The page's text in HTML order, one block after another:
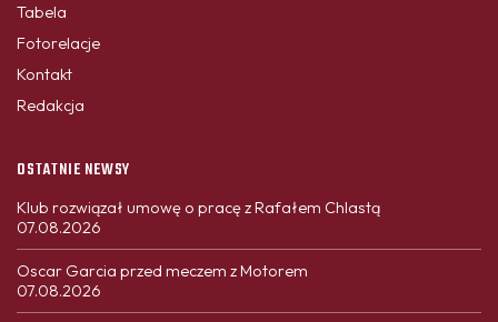
Tabela
Fotorelacje
Kontakt
Redakcja
OSTATNIE NEWSY
Klub rozwiązał umowę o pracę z Rafałem Chlastą
07.08.2026
Oscar Garcia przed meczem z Motorem
07.08.2026